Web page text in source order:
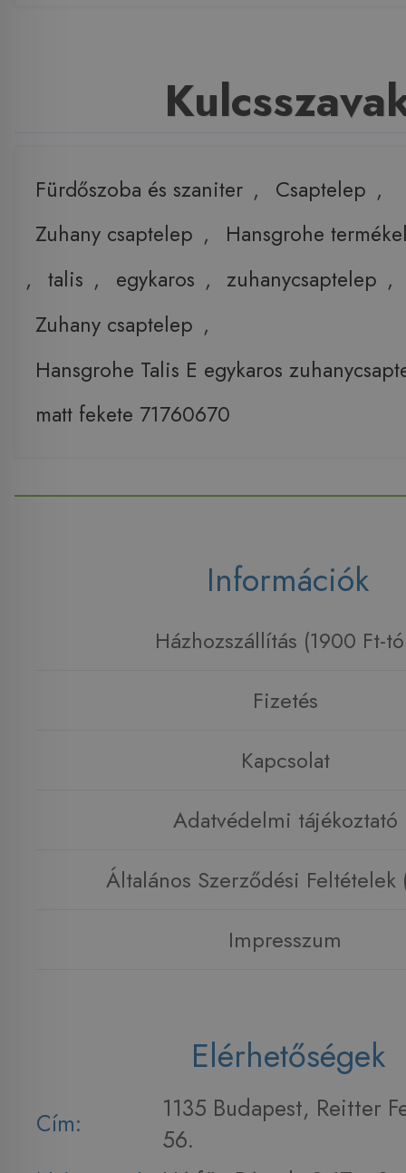
Fürdőszoba és szaniter , Csaptelep ,
Zuhany csaptelep ,
Hansgrohe
, talis , egykaros , zuhanycsaptelep ,
Zuhany csaptelep ,
Hansgrohe Talis E egykaros
matt fekete 71760670
Információk
Házhozszállítás (1900 Ft-
Fizetés
Kapcsolat
Adatvédelmi tájékoztató
Általános Szerződési Feltételek
Impresszum
Elérhetőségek
Cím:
1135 Budapest, Reitter
56.